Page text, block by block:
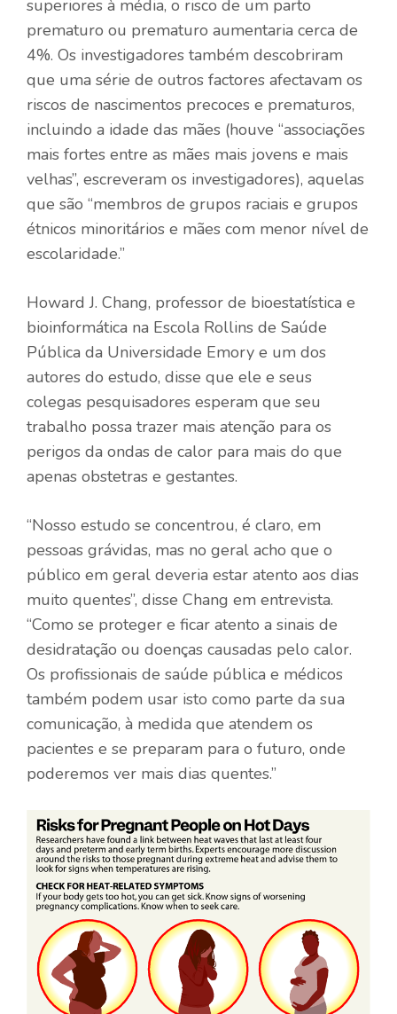
superiores à média, o risco de um parto
prematuro ou prematuro aumentaria cerca de
4%. Os investigadores também descobriram
que uma série de outros factores afectavam os
riscos de nascimentos precoces e prematuros,
incluindo a idade das mães (houve “associações
mais fortes entre as mães mais jovens e mais
velhas”, escreveram os investigadores), aquelas
que são “membros de grupos raciais e grupos
étnicos minoritários e mães com menor nível de
escolaridade.”
Howard J. Chang, professor de bioestatística e
bioinformática na Escola Rollins de Saúde
Pública da Universidade Emory e um dos
autores do estudo, disse que ele e seus
colegas pesquisadores esperam que seu
trabalho possa trazer mais atenção para os
perigos da ondas de calor para mais do que
apenas obstetras e gestantes.
“Nosso estudo se concentrou, é claro, em
pessoas grávidas, mas no geral acho que o
público em geral deveria estar atento aos dias
muito quentes”, disse Chang em entrevista.
“Como se proteger e ficar atento a sinais de
desidratação ou doenças causadas pelo calor.
Os profissionais de saúde pública e médicos
também podem usar isto como parte da sua
comunicação, à medida que atendem os
pacientes e se preparam para o futuro, onde
poderemos ver mais dias quentes.”